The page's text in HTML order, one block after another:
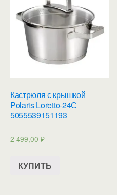
Кастрюля с крышкой
Polaris Loretto-24С
5055539151193
2 499,00 ₽
КУПИТЬ